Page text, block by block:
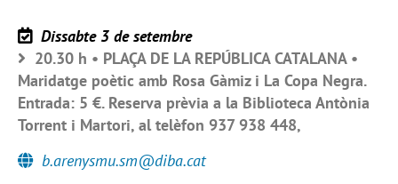
Dissabte 3 de setembre
20.30 h • PLAÇA DE LA REPÚBLICA CATALANA •
Maridatge poètic amb Rosa Gàmiz i La Copa Negra.
Entrada: 5 €. Reserva prèvia a la Biblioteca Antònia
Torrent i Martori, al telèfon 937 938 448,
b.arenysmu.sm@diba.cat